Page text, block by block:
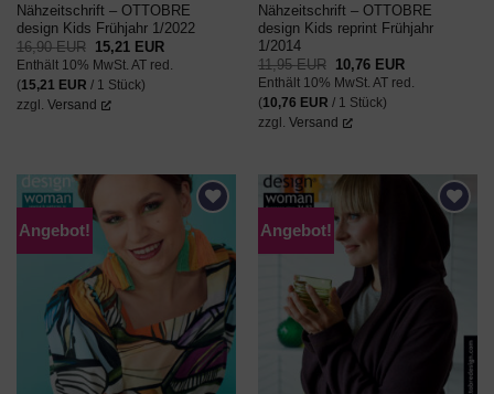
Nähzeitschrift – OTTOBRE
design Kids Frühjahr 1/2022
16,90EUR
Ursprünglicher
Preis
war:
16,90 EUR
15,21 EURAktueller
Preis
ist:
Enthält 10% MwSt. AT red.
(15,21 EUR / 1 Stück)
zzgl. Versand
Nähzeitschrift – OTTOBRE
design Kids reprint Frühjahr
1/2014
11,95EUR
Ursprünglicher
Preis
war:
11,95 EUR
10,76 EURAktueller
Preis
ist:
Enthält 10% MwSt. AT red.
(10,76 EUR / 1 Stück)
zzgl. Versand
Angebot!
AUF DEN
WUNSCHZETTEL
Angebot!
WUNSCHZETTEL